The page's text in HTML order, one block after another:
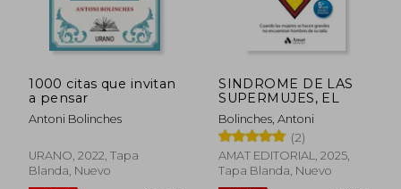
1000 citas que invitan
a pensar
Antoni Bolinches
URANO, 2022, Tapa
Blanda, Nuevo
SINDROME DE LAS
SUPERMUJES, EL
Bolinches, Antoni
(2)
AMAT EDITORIAL, 2025,
Tapa Blanda, Nuevo